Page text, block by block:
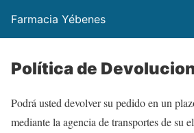
Farmacia Yébenes
Política de
Podrá usted devolver su pedido en un
mediante la agencia de transportes de su